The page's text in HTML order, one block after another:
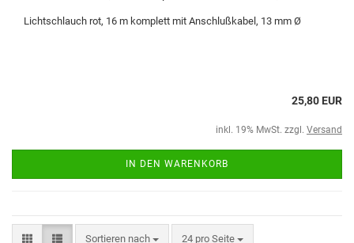
Lichtschlauch rot, 16 m komplett mit Anschlußkabel, 13 mm Ø
25,80 EUR
inkl. 19% MwSt. zzgl. Versand
IN DEN WARENKORB
Sortieren nach 24 pro Seite